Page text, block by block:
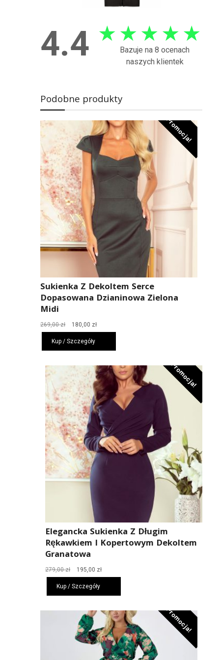
4.4 ★ ★ ★ ★ ★
Bazuje na 8 ocenach
naszych klientek
Podobne produkty
Promocja!
Sukienka Z Dekoltem Serce
Dopasowana Dzianinowa Zielona
Midi
269,00zł
Pierwotna
cena
wynosiła:
269,00 zł.
180,00 złAktualna
cena
180,00 zł.
Kup / Szczegóły
Promocja!
Elegancka Sukienka Z Długim
Rękawkiem I Kopertowym Dekoltem
Granatowa
279,00zł
Pierwotna
cena
wynosiła:
279,00 zł.
195,00 złAktualna
cena
195,00 zł.
Kup / Szczegóły
Promocja!